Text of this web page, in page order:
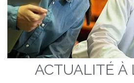
ACTUALITÉ À